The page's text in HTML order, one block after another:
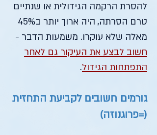
להסרת הרקמה הגידולית או שנתיים
טרם הסרתה, היה ארוך יותר ב45%
מאלה שלא עוקרו. משמעות הדבר -
חשוב לבצע את העיקור גם לאחר
התפתחות הגידול.
גורמים חשובים לקביעת התחזית
(=פרוגנוזה)